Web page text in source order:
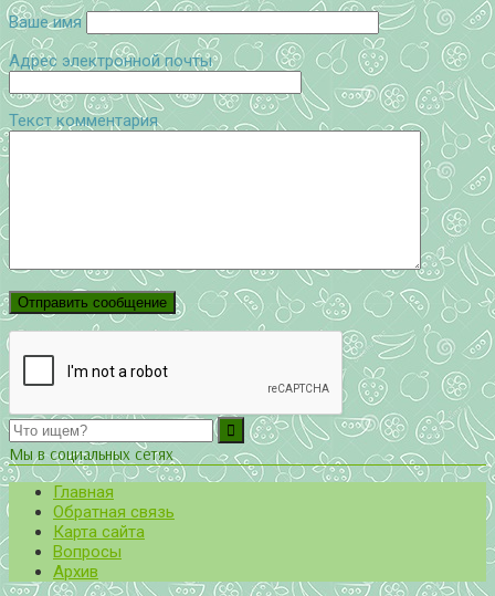
Ваше имя
Адрес электронной почты
Текст комментария
Мы в социальных сетях
Главная
Обратная связь
Карта сайта
Вопросы
Архив